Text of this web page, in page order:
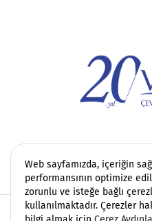
Copyright
Web sayfamızda, içeriğin
performansının optimize
zorunlu ve isteğe bağlı
kullanılmaktadır. Çerezler